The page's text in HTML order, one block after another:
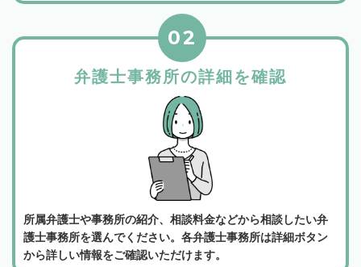
弁護士事務所の詳細を確認
02
所属弁護士や事務所の紹介、相談料金などから相談したい弁
護士事務所を選んでください。各弁護士事務所は詳細ボタン
から詳しい情報をご確認いただけます。